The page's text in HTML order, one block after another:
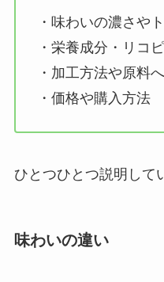
・味わいの濃さや
・栄養成分・リコ
・加工方法や原料
・価格や購入方法
ひとつひとつ説明して
味わいの違い